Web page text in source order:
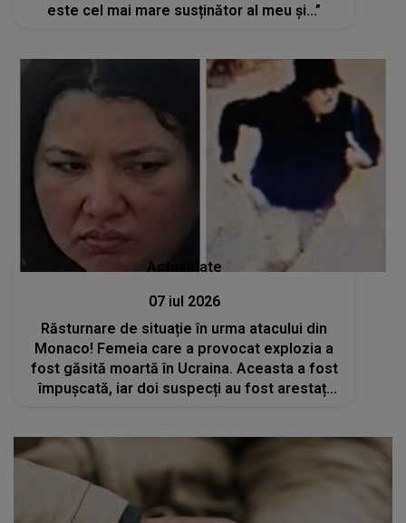
este cel mai mare susținător al meu și...”
Actualitate
07 iul 2026
Răsturnare de situație în urma atacului din
Monaco! Femeia care a provocat explozia a
fost găsită moartă în Ucraina. Aceasta a fost
împușcată, iar doi suspecți au fost arestați